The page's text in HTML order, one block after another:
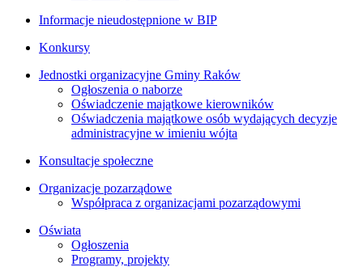
Informacje nieudostępnione w BIP
Konkursy
Jednostki organizacyjne Gminy Raków
Ogłoszenia o naborze
Oświadczenie majątkowe kierowników
Oświadczenia majątkowe osób wydających decyzje
administracyjne w imieniu wójta
Konsultacje społeczne
Organizacje pozarządowe
Współpraca z organizacjami pozarządowymi
Oświata
Ogłoszenia
Programy, projekty